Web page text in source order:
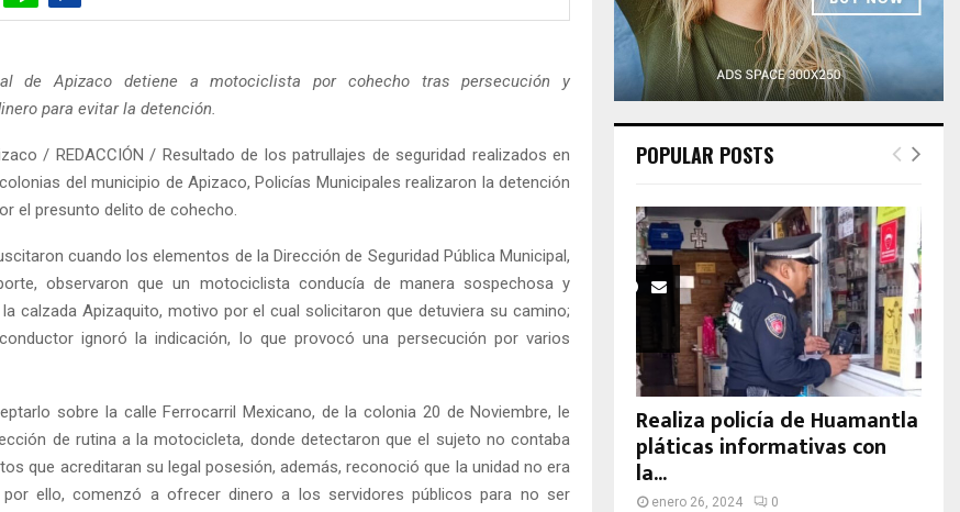
de Apizaco detiene a motociclista por cohecho tras persecución y
para evitar la detención.
/ REDACCIÓN / Resultado de los patrullajes de seguridad realizados en
del municipio de Apizaco, Policías Municipales realizaron la detención
el presunto delito de cohecho.
cuando los elementos de la Dirección de Seguridad Pública Municipal,
observaron que un motociclista conducía de manera sospechosa y
calzada Apizaquito, motivo por el cual solicitaron que detuviera su camino;
ignoró la indicación, lo que provocó una persecución por varios
sobre la calle Ferrocarril Mexicano, de la colonia 20 de Noviembre, le
de rutina a la motocicleta, donde detectaron que el sujeto no contaba
que acreditaran su legal posesión, además, reconoció que la unidad no era
ello, comenzó a ofrecer dinero a los servidores públicos para no ser
POPULAR POSTS
Realiza policía de Huamantla
pláticas informativas con
la...
enero 26, 2024 0